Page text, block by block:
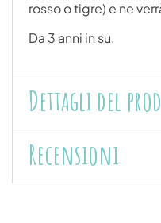
rosso o tigre) e ne
Da 3 anni in su.
Dettagli del
Recensioni